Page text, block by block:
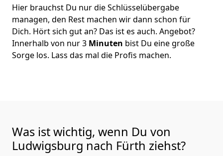
Hier brauchst Du nur die Schlüsselübergabe
managen, den Rest machen wir dann schon für
Dich. Hört sich gut an? Das ist es auch. Angebot?
Innerhalb von nur 3 Minuten bist Du eine große
Sorge los. Lass das mal die Profis machen.
Was ist wichtig, wenn Du von
Ludwigsburg nach Fürth ziehst?